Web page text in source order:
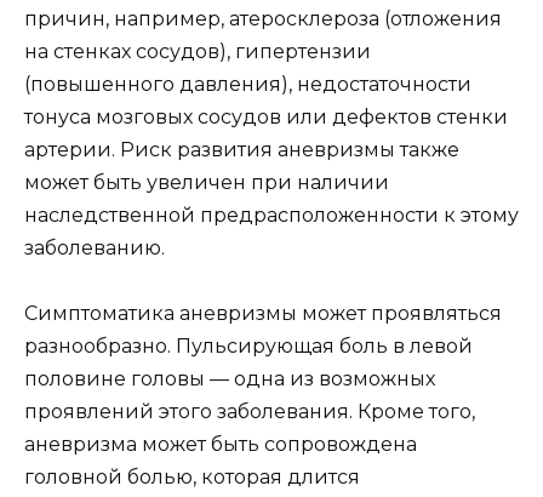
причин, например, атеросклероза (отложения
на стенках сосудов), гипертензии
(повышенного давления), недостаточности
тонуса мозговых сосудов или дефектов стенки
артерии. Риск развития аневризмы также
может быть увеличен при наличии
наследственной предрасположенности к этому
заболеванию.
Симптоматика аневризмы может проявляться
разнообразно. Пульсирующая боль в левой
половине головы — одна из возможных
проявлений этого заболевания. Кроме того,
аневризма может быть сопровождена
головной болью, которая длится